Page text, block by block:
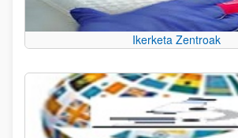
Ikerketa Zentroak